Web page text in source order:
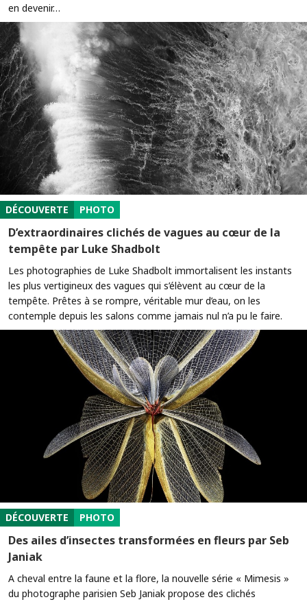
en devenir…
DÉCOUVERTE PHOTO
D’extraordinaires clichés de vagues au cœur de la
tempête par Luke Shadbolt
Les photographies de Luke Shadbolt immortalisent les instants
les plus vertigineux des vagues qui s’élèvent au cœur de la
tempête. Prêtes à se rompre, véritable mur d’eau, on les
contemple depuis les salons comme jamais nul n’a pu le faire.
DÉCOUVERTE PHOTO
Des ailes d’insectes transformées en fleurs par Seb
Janiak
A cheval entre la faune et la flore, la nouvelle série « Mimesis »
du photographe parisien Seb Janiak propose des clichés